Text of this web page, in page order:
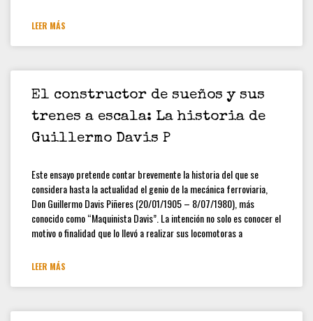
LEER MÁS
El constructor de sueños y sus
trenes a escala: La historia de
Guillermo Davis P
Este ensayo pretende contar brevemente la historia del que se
considera hasta la actualidad el genio de la mecánica ferroviaria,
Don Guillermo Davis Piñeres (20/01/1905 – 8/07/1980), más
conocido como “Maquinista Davis”. La intención no solo es conocer el
motivo o finalidad que lo llevó a realizar sus locomotoras a
LEER MÁS